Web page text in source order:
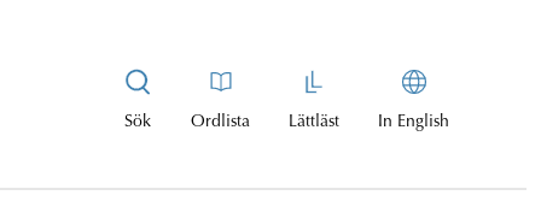
Sök Ordlista Lättläst In English